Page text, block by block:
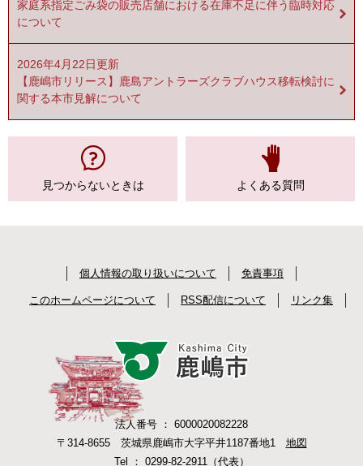
家庭系指定ごみ袋の販売店舗における在庫不足に伴う臨時対応
について
2026年4月22日更新
【鹿嶋市リリース】鹿島アントラーズクラブハウス移転検討に
関する本市見解について
見つからないときは よくある質問
個人情報の取り扱いについて 免責事項
このホームページについて RSS配信について リンク集
法人番号 ： 6000020082228
〒314-8655 茨城県鹿嶋市大字平井1187番地1 地図
Tel ： 0299-82-2911（代表）